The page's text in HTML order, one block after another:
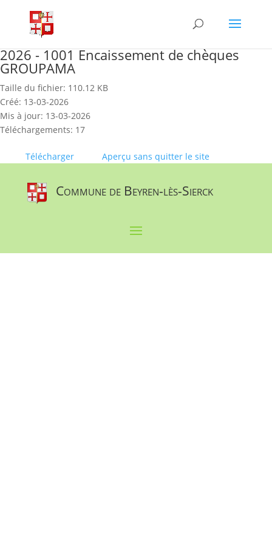
content
2026 - 1001 Encaissement de chèques
GROUPAMA
Taille du fichier: 110.12 KB
Créé: 13-03-2026
Mis à jour: 13-03-2026
Téléchargements: 17
Télécharger Aperçu sans quitter le site
Commune de Beyren-lès-Sierck